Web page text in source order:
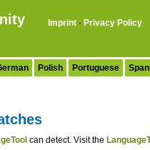
Imprint · Privacy Policy
Polish Portuguese
can detect. Visit the